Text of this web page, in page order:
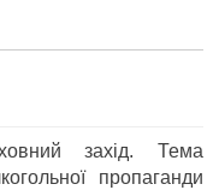
захід. Тема
пропаганди